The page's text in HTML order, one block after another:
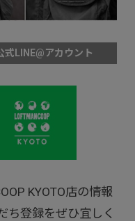
式LINE@アカウント
KYOTO店の情報
ち登録をぜひ宜しく